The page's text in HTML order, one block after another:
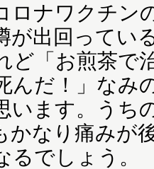
ナワクチン
が出回ってい
ど「お煎茶で
んだ！」なみ
います。うち
かなり痛みが
るでしょう。